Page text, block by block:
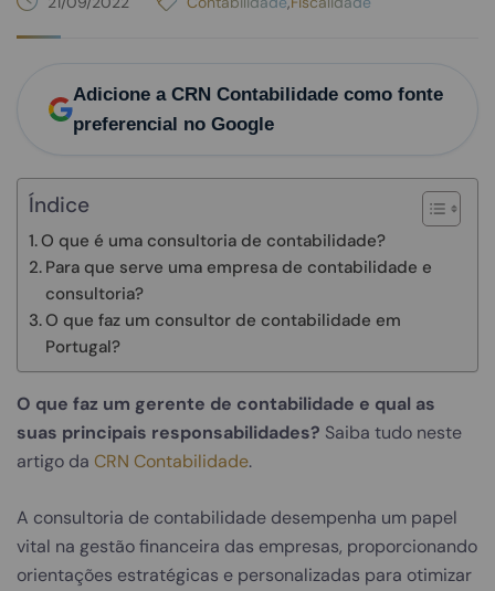
Adicione a CRN Contabilidade como fonte
preferencial no Google
Índice
O que é uma consultoria de contabilidade?
Para que serve uma empresa de contabilidade e
consultoria?
O que faz um consultor de contabilidade em
Portugal?
O que faz um gerente de contabilidade e qual as
suas principais responsabilidades? Saiba tudo neste
artigo da CRN Contabilidade.
A consultoria de contabilidade desempenha um papel
vital na gestão financeira das empresas, proporcionando
orientações estratégicas e personalizadas para otimizar